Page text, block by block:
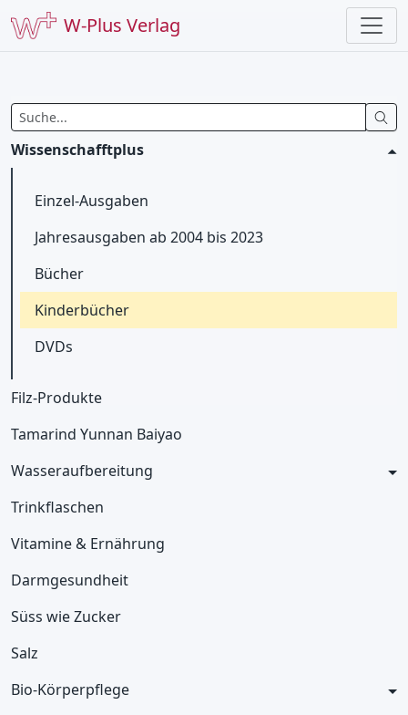
W-Plus Verlag
Wissenschafftplus
Einzel-Ausgaben
Jahresausgaben ab 2004 bis 2023
Bücher
Kinderbücher
DVDs
Filz-Produkte
Tamarind Yunnan Baiyao
Wasseraufbereitung
Trinkflaschen
Vitamine & Ernährung
Darmgesundheit
Süss wie Zucker
Salz
Bio-Körperpflege